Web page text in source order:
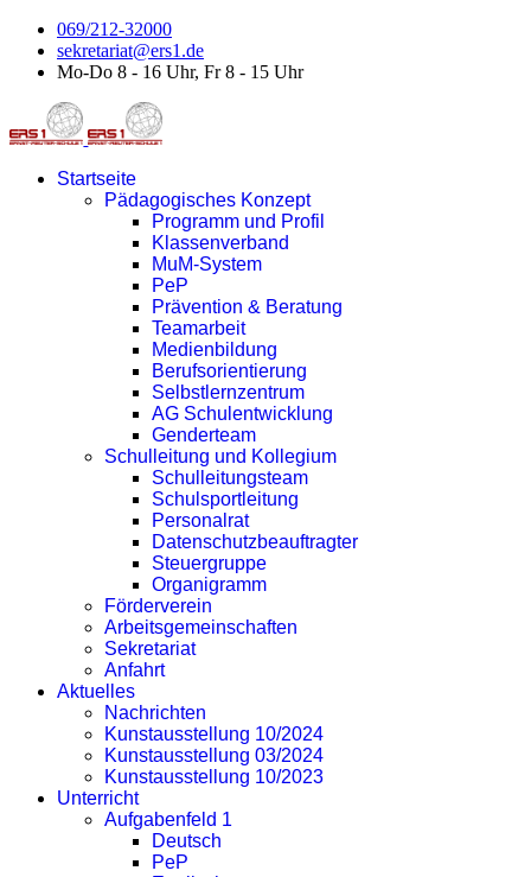
069/212-32000
sekretariat@ers1.de
Mo-Do 8 - 16 Uhr, Fr 8 - 15 Uhr
Startseite
Pädagogisches Konzept
Programm und Profil
Klassenverband
MuM-System
PeP
Prävention & Beratung
Teamarbeit
Medienbildung
Berufsorientierung
Selbstlernzentrum
AG Schulentwicklung
Genderteam
Schulleitung und Kollegium
Schulleitungsteam
Schulsportleitung
Personalrat
Datenschutzbeauftragter
Steuergruppe
Organigramm
Förderverein
Arbeitsgemeinschaften
Sekretariat
Anfahrt
Aktuelles
Nachrichten
Kunstausstellung 10/2024
Kunstausstellung 03/2024
Kunstausstellung 10/2023
Unterricht
Aufgabenfeld 1
Deutsch
PeP